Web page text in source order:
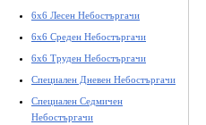
6x6 Лесен Небостъргачи
6x6 Среден Небостъргачи
6x6 Труден Небостъргачи
Специален Дневен Небостъргачи
Специален Седмичен
Небостъргачи